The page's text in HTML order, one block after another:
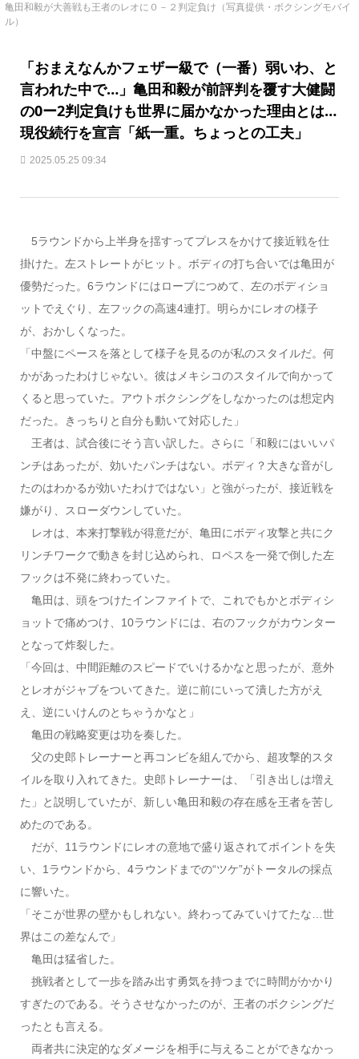
亀田和毅が大善戦も王者のレオに０－２判定負け（写真提供・ボクシングモバイ
ル）
「おまえなんかフェザー級で（一番）弱いわ、と
言われた中で…」亀田和毅が前評判を覆す大健闘
の0ー2判定負けも世界に届かなかった理由とは…
現役続行を宣言「紙一重。ちょっとの工夫」
2025.05.25 09:34
5ラウンドから上半身を揺すってプレスをかけて接近戦を仕
掛けた。左ストレートがヒット。ボディの打ち合いでは亀田が
優勢だった。6ラウンドにはロープにつめて、左のボディショ
ットでえぐり、左フックの高速4連打。明らかにレオの様子
が、おかしくなった。
「中盤にペースを落として様子を見るのが私のスタイルだ。何
かがあったわけじゃない。彼はメキシコのスタイルで向かって
くると思っていた。アウトボクシングをしなかったのは想定内
だった。きっちりと自分も動いて対応した」
王者は、試合後にそう言い訳した。さらに「和毅にはいいパ
ンチはあったが、効いたパンチはない。ボディ？大きな音がし
たのはわかるが効いたわけではない」と強がったが、接近戦を
嫌がり、スローダウンしていた。
レオは、本来打撃戦が得意だが、亀田にボディ攻撃と共にク
リンチワークで動きを封じ込められ、ロペスを一発で倒した左
フックは不発に終わっていた。
亀田は、頭をつけたインファイトで、これでもかとボディシ
ョットで痛めつけ、10ラウンドには、右のフックがカウンター
となって炸裂した。
「今回は、中間距離のスピードでいけるかなと思ったが、意外
とレオがジャブをついてきた。逆に前にいって潰した方がえ
え、逆にいけんのとちゃうかなと」
亀田の戦略変更は功を奏した。
父の史郎トレーナーと再コンビを組んでから、超攻撃的スタ
イルを取り入れてきた。史郎トレーナーは、「引き出しは増え
た」と説明していたが、新しい亀田和毅の存在感を王者を苦し
めたのである。
だが、11ラウンドにレオの意地で盛り返されてポイントを失
い、1ラウンドから、4ラウンドまでの“ツケ”がトータルの採点
に響いた。
「そこが世界の壁かもしれない。終わってみていけてたな…世
界はこの差なんで」
亀田は猛省した。
挑戦者として一歩を踏み出す勇気を持つまでに時間がかかり
すぎたのである。そうさせなかったのが、王者のボクシングだ
ったとも言える。
両者共に決定的なダメージを相手に与えることができなかっ